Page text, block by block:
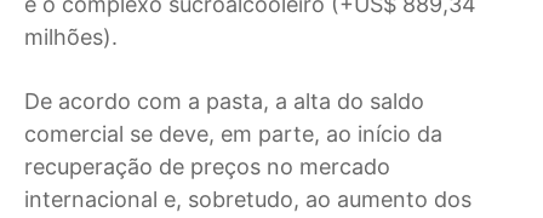
milhões).
De acordo com a pasta, a alta do saldo
comercial se deve, em parte, ao início da
recuperação de preços no mercado
internacional e, sobretudo, ao aumento dos